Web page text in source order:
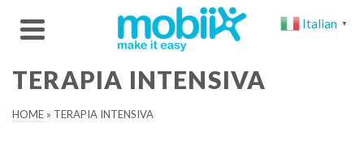
TERAPIA INTENSIVA
HOME » TERAPIA INTENSIVA
Italian ▼